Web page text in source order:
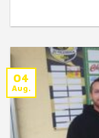
04
Aug.